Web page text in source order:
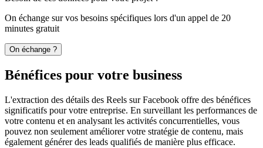
On échange sur vos besoins spécifiques lors d'un appel de 20
minutes gratuit
On échange ?
Bénéfices pour votre business
L'extraction des détails des Reels sur Facebook offre des bénéfices
significatifs pour votre entreprise. En surveillant les performances de
votre contenu et en analysant les activités concurrentielles, vous
pouvez non seulement améliorer votre stratégie de contenu, mais
également générer des leads qualifiés de manière plus efficace.